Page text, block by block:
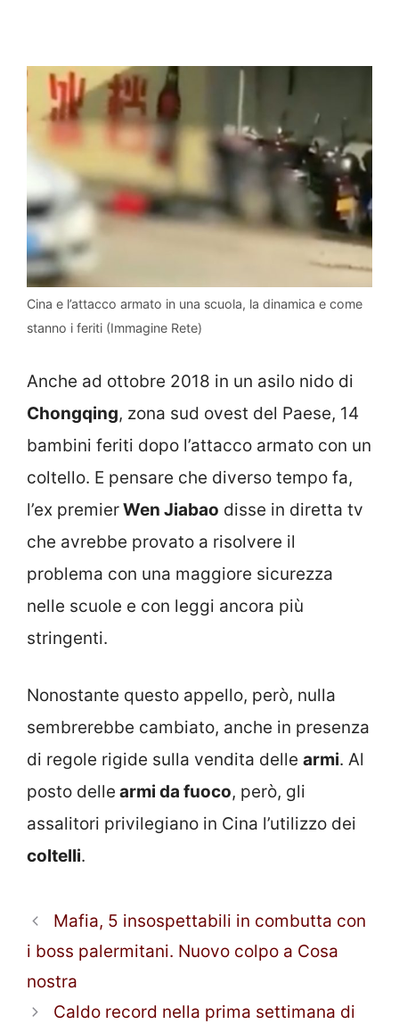
Cina e l’attacco armato in una scuola, la dinamica e come
stanno i feriti (Immagine Rete)
Anche ad ottobre 2018 in un asilo nido di
Chongqing, zona sud ovest del Paese, 14
bambini feriti dopo l’attacco armato con un
coltello. E pensare che diverso tempo fa,
l’ex premierWen Jiabao disse in diretta tv
che avrebbe provato a risolvere il
problema con una maggiore sicurezza
nelle scuole e con leggi ancora più
stringenti.
Nonostante questo appello, però, nulla
sembrerebbe cambiato, anche in presenza
di regole rigide sulla vendita delle armi. Al
posto delle armi da fuoco, però, gli
assalitori privilegiano in Cina l’utilizzo dei
coltelli.
Mafia, 5 insospettabili in combutta con
i boss palermitani. Nuovo colpo a Cosa
nostra
Caldo record nella prima settimana di